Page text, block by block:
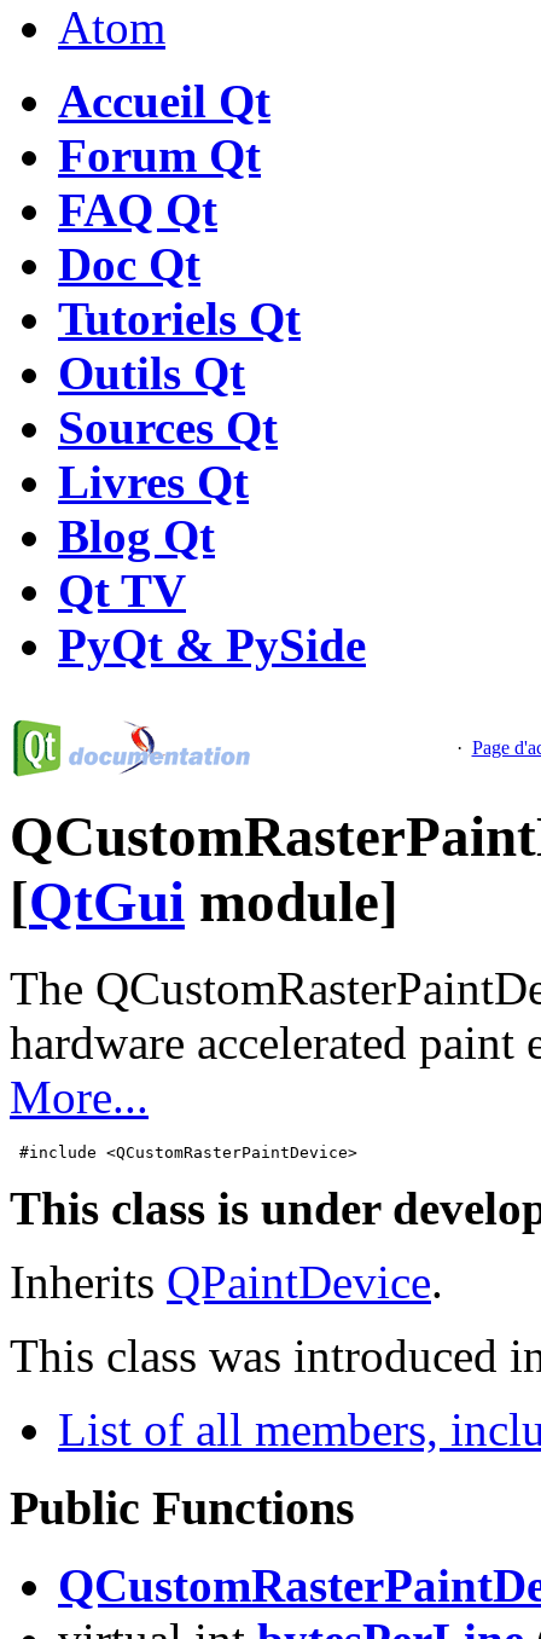
Atom
Accueil Qt
Forum Qt
FAQ Qt
Doc Qt
Tutoriels Qt
Outils Qt
Sources Qt
Livres Qt
Blog Qt
Qt TV
PyQt & PySide
· Page
[QtGui module]
The
hardware accelerated
More...
#include <QCustomRasterPaintDevice>
This class is under
Inherits QPaintDevice.
This class was introduced
List of all members,
Public Functions